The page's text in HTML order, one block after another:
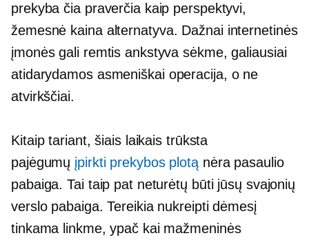
prekyba čia praverčia kaip perspektyvi,
žemesnė kainaalternatyva. Dažnai internetinės
įmonės gali remtis ankstyva sėkme, galiausiai
atidarydamos asmeniškaioperacija, o ne
atvirkščiai.
Kitaip tariant, šiais laikais trūksta
pajėgumų įpirkti prekybos plotąnėra pasaulio
pabaiga. Tai taip pat neturėtų būti jūsų svajonių
verslo pabaiga. Tereikia nukreipti dėmesį
tinkama linkme, ypač kai mažmeninės